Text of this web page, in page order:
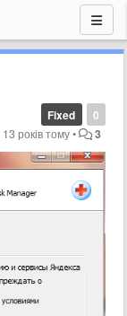
0
Fixed
13 років тому• 3